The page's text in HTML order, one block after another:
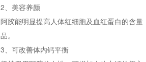
2、美容养颜
阿胶能明显提高人体红细胞及血红蛋白的含
品。
3、可改善体内钙平衡